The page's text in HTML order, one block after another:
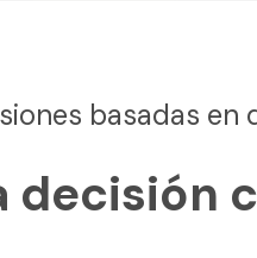
basadas en
decisión